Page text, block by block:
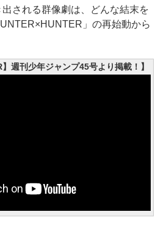
される群像劇は、どんな結末を
」の再始動から
】週刊少年ジャンプ45号より掲載！】